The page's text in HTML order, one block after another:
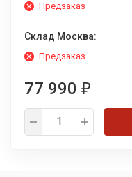
Предзаказ
Склад Москва:
Предзаказ
77 990 ₽